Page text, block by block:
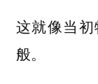
这就像当
般。